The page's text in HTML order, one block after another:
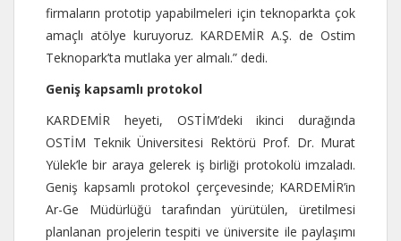
firmaların prototip yapabilmeleri için teknoparkta çok
amaçlı atölye kuruyoruz. KARDEMİR A.Ş. de Ostim
Teknopark’ta mutlaka yer almalı.” dedi.
Geniş kapsamlı protokol
KARDEMİR heyeti, OSTİM’deki ikinci durağında
OSTİM Teknik Üniversitesi Rektörü Prof. Dr. Murat
Yülek’le bir araya gelerek iş birliği protokolü imzaladı.
Geniş kapsamlı protokol çerçevesinde; KARDEMİR’in
Ar-Ge Müdürlüğü tarafından yürütülen, üretilmesi
planlanan projelerin tespiti ve üniversite ile paylaşımı